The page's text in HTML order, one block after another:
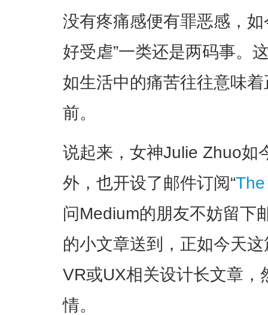
没有疼痛感便有罪恶感，
好受虐”一类还是两码事。
如生活中的痛苦往往意味
前。
说起来，女神Julie Zhuo如
外，也开设了邮件订阅“
问Medium的朋友不妨留下
的小文章送到，正如今天
VR或UX相关设计长文章
情。